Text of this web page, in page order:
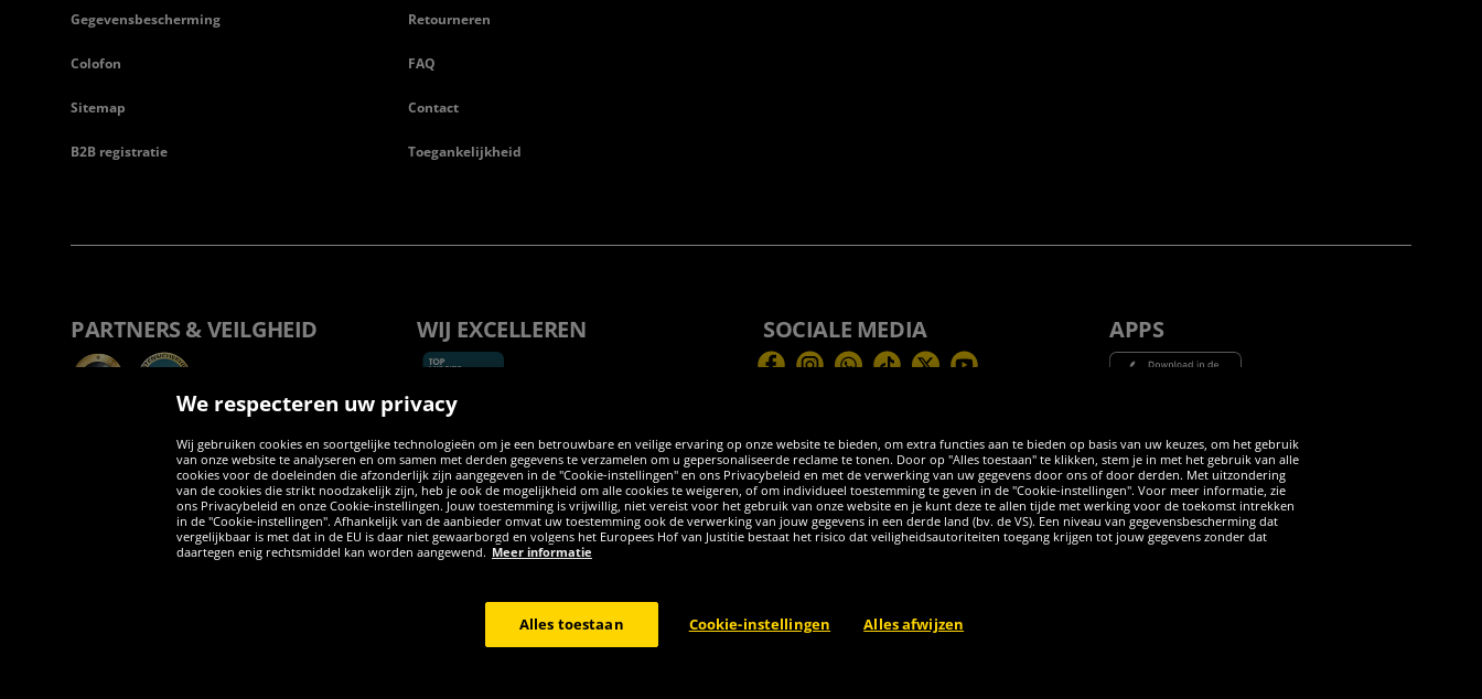
Gegevensbescherming
Colofon
Sitemap
B2B registratie
Retourneren
FAQ
Contact
Toegankelijkheid
PARTNERS & VEILGHEID WIJ EXCELLEREN SOCIALE MEDIA
FacebookInstagramWhatsApp
TikTokTwitterYouTube
APPS
*Alle prijzen incl. wettelijke btw excl. verzendingskosten en eventueel kosten voor levering ter plaatse, tenzij anderszins beschreven. 1Huidige of eerdere aanbevolen verkoopprijs van de fabrikant
We respecteren uw privacy
Wij gebruiken cookies en soortgelijke technologieën om je een betrouwbare en veilige ervaring op onze website te bieden, om extra functies aan te bieden op basis van uw keuzes, om het gebruik
van onze website te analyseren en om samen met derden gegevens te verzamelen om u gepersonaliseerde reclame te tonen. Door op "Alles toestaan" te klikken, stem je in met het gebruik van alle
cookies voor de doeleinden die afzonderlijk zijn aangegeven in de "Cookie-instellingen" en ons Privacybeleid en met de verwerking van uw gegevens door ons of door derden. Met uitzondering
van de cookies die strikt noodzakelijk zijn, heb je ook de mogelijkheid om alle cookies te weigeren, of om individueel toestemming te geven in de "Cookie-instellingen". Voor meer informatie, zie
ons Privacybeleid en onze Cookie-instellingen. Jouw toestemming is vrijwillig, niet vereist voor het gebruik van onze website en je kunt deze te allen tijde met werking voor de toekomst intrekken
in de "Cookie-instellingen". Afhankelijk van de aanbieder omvat uw toestemming ook de verwerking van jouw gegevens in een derde land (bv. de VS). Een niveau van gegevensbescherming dat
vergelijkbaar is met dat in de EU is daar niet gewaarborgd en volgens het Europees Hof van Justitie bestaat het risico dat veiligheidsautoriteiten toegang krijgen tot jouw gegevens zonder dat
daartegen enig rechtsmiddel kan worden aangewend. Meer informatie
Cookie-instellingen Alles afwijzen
Alles toestaan